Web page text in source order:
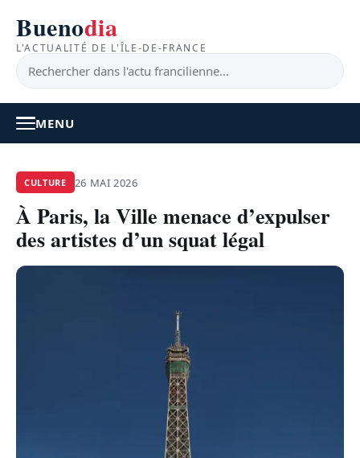
Buenodia
L'ACTUALITÉ DE L'ÎLE-DE-FRANCE
MENU
ACTUALITÉ
CULTURE 26 MAI 2026
À Paris, la Ville menace d’expulser
des artistes d’un squat légal